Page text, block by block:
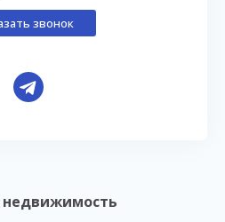
недвижимость
звонок